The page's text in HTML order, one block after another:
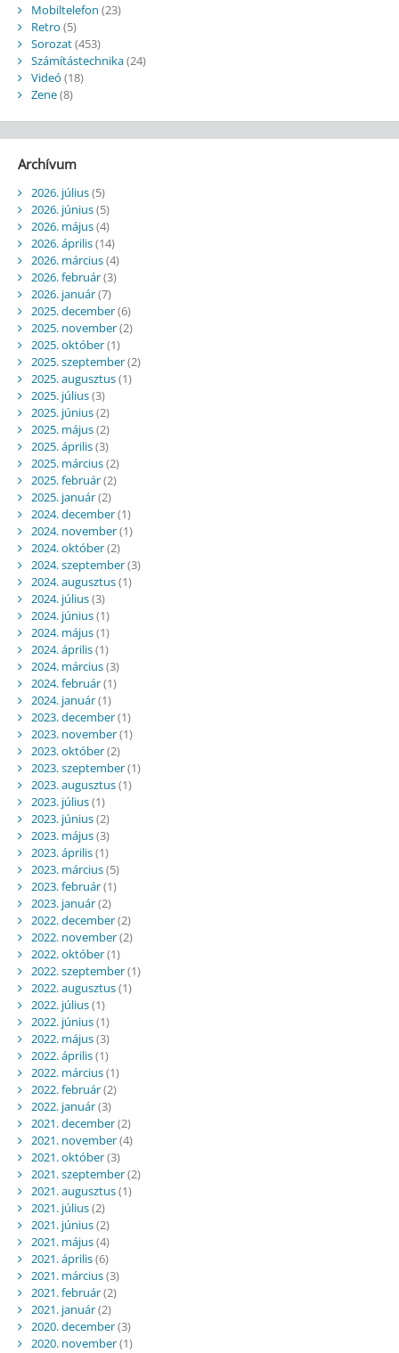
Mobiltelefon (23)
Retro (5)
Sorozat(453)
Számítástechnika(24)
Videó (18)
Zene(8)
Archívum
2026. július(5)
2026. június(5)
2026. május(4)
2026. április(14)
2026. március(4)
2026. február(3)
2026. január(7)
2025. december(6)
2025. november(2)
2025. október(1)
2025. szeptember(2)
2025. augusztus(1)
2025. július(3)
2025. június(2)
2025. május(2)
2025. április(3)
2025. március(2)
2025. február(2)
2025. január(2)
2024. december(1)
2024. november(1)
2024. október(2)
2024. szeptember(3)
2024. augusztus(1)
2024. július(3)
2024. június(1)
2024. május(1)
2024. április(1)
2024. március(3)
2024. február(1)
2024. január(1)
2023. december(1)
2023. november(1)
2023. október(2)
2023. szeptember(1)
2023. augusztus(1)
2023. július(1)
2023. június(2)
2023. május(3)
2023. április(1)
2023. március(5)
2023. február(1)
2023. január(2)
2022. december(2)
2022. november(2)
2022. október(1)
2022. szeptember(1)
2022. augusztus(1)
2022. július(1)
2022. június(1)
2022. május(3)
2022. április(1)
2022. március(1)
2022. február(2)
2022. január(3)
2021. december(2)
2021. november(4)
2021. október(3)
2021. szeptember(2)
2021. augusztus(1)
2021. július(2)
2021. június(2)
2021. május(4)
2021. április(6)
2021. március(3)
2021. február(2)
2021. január(2)
2020. december(3)
2020. november(1)